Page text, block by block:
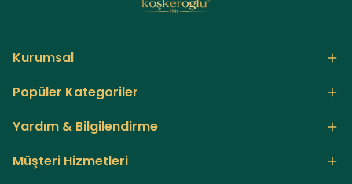
Kurumsal
Popüler Kategoriler
Yardım & Bilgilendirme
Müşteri Hizmetleri